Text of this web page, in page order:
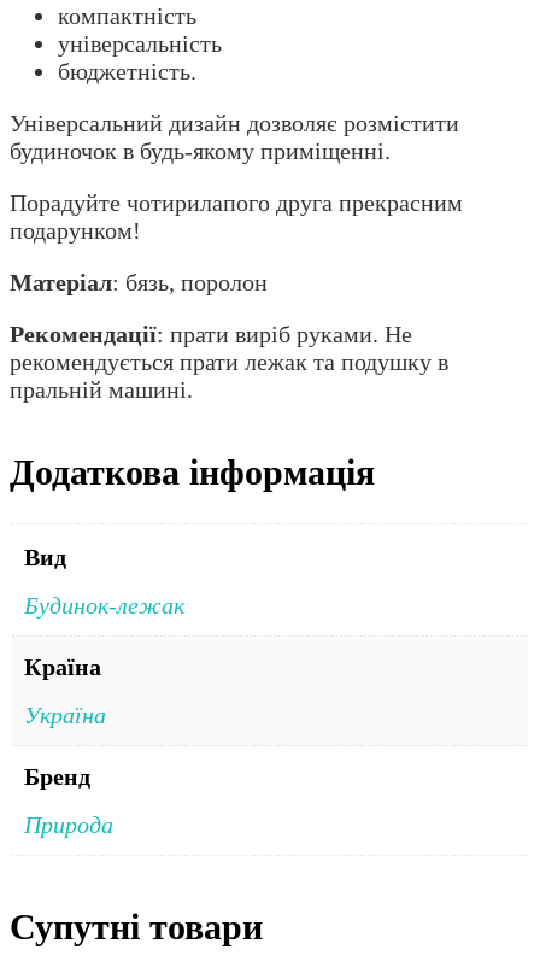
компактність
універсальність
бюджетність.
Універсальний дизайн дозволяє розмістити
будиночок в будь-якому приміщенні.
Порадуйте чотирилапого друга прекрасним
подарунком!
Матеріал: бязь, поролон
Рекомендації: прати виріб руками. Не
рекомендується прати лежак та подушку в
пральній машині.
Додаткова інформація
Вид
Будинок-лежак
Країна
Україна
Бренд
Природа
Супутні товари